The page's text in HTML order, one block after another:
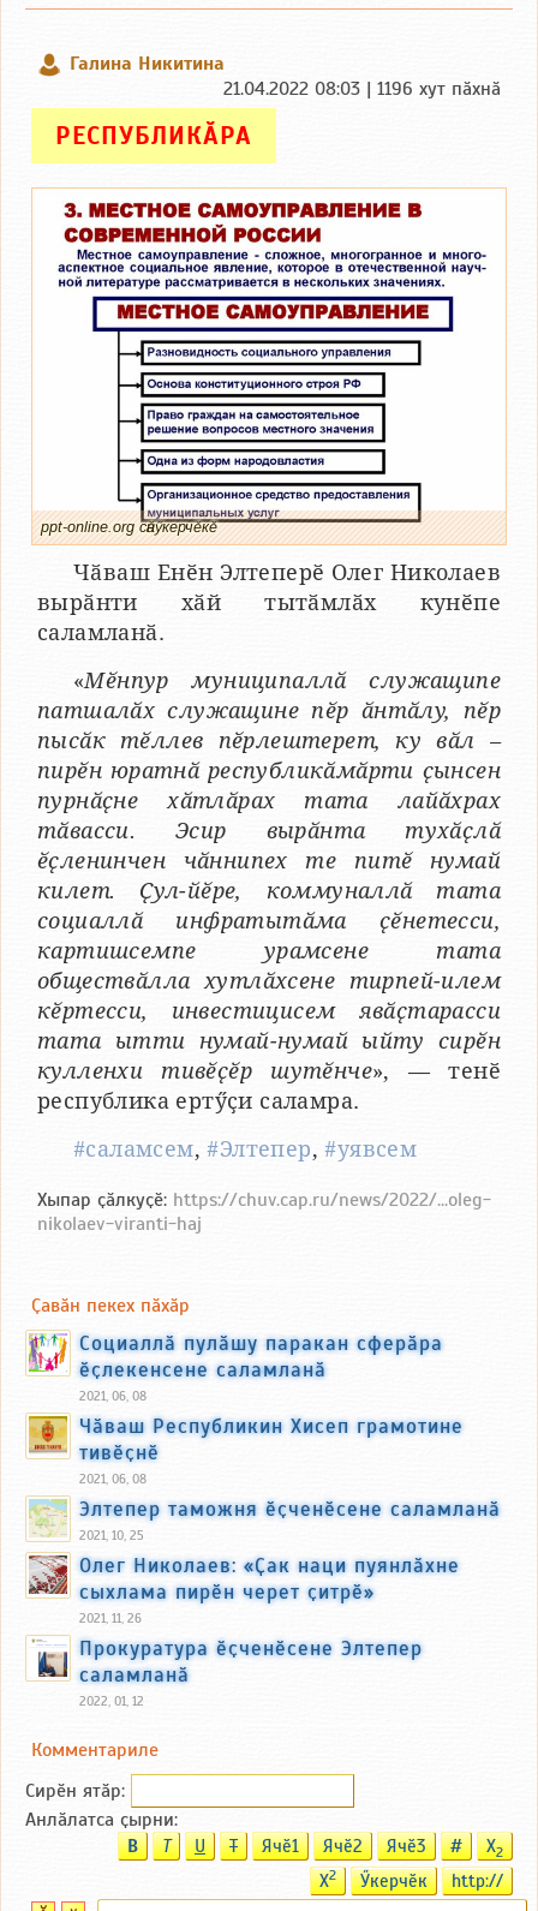
Галина Никитина
21.04.2022 08:03 | 1196 хут пӑхнӑ
РЕСПУБЛИКӐРА
ppt-online.org сӑнӳкерчӗкӗ
Чӑваш Енӗн Элтеперӗ Олег Николаев
вырӑнти хӑй тытӑмлӑх кунӗпе
саламланӑ.
«Мӗнпур муниципаллӑ служащипе
патшалӑх служащине пӗр ӑнтӑлу, пӗр
пысӑк тӗллев пӗрлештерет, ку вӑл –
пирӗн юратнӑ республикӑмӑрти ҫынсен
пурнӑҫне хӑтлӑрах тата лайӑхрах
тӑвасси. Эсир вырӑнта тухӑҫлӑ
ӗҫленинчен чӑннипех те питӗ нумай
килет. Ҫул-йӗре, коммуналлӑ тата
социаллӑ инфратытӑма ҫӗнетесси,
картишсемпе урамсене тата
обществӑлла хутлӑхсене тирпей-илем
кӗртесси, инвестицисем явӑҫтарасси
тата ытти нумай-нумай ыйту сирӗн
кулленхи тивӗҫӗр шутӗнче», — тенӗ
республика ертӳҫи саламра.
#саламсем,#Элтепер,#уявсем
Хыпар ҫӑлкуҫӗ: https://chuv.cap.ru/news/2022/...oleg-
nikolaev-viranti-haj
Ҫавӑн пекех пӑхӑр
Социаллӑ пулӑшу паракан сферӑра
ӗҫлекенсене саламланӑ
2021, 06, 08
Чӑваш Республикин Хисеп грамотине
тивӗҫнӗ
2021, 06, 08
Элтепер таможня ӗҫченӗсене саламланӑ
2021, 10, 25
Олег Николаев: «Ҫак наци пуянлӑхне
сыхлама пирӗн черет ҫитрӗ»
2021, 11, 26
Прокуратура ӗҫченӗсене Элтепер
саламланӑ
2022, 01, 12
Комментариле
Сирӗн ятӑp:
Анлӑлатса ҫырни:
B T U T Ячӗ1 Ячӗ2 Ячӗ3 # X2
X2 Ӳкерчӗк http://